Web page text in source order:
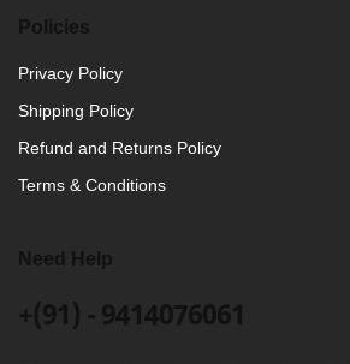
Policies
Privacy Policy
Shipping Policy
Refund and Returns Policy
Terms & Conditions
Need Help
+(91) - 9414076061